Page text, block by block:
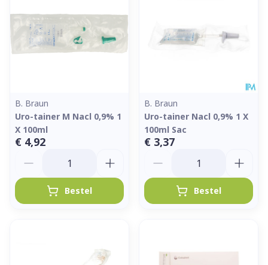
B. Braun
Uro-tainer M Nacl 0,9% 1
X 100ml
€ 4,92
Bestel
B. Braun
Uro-tainer Nacl 0,9% 1 X
100ml Sac
€ 3,37
Bestel